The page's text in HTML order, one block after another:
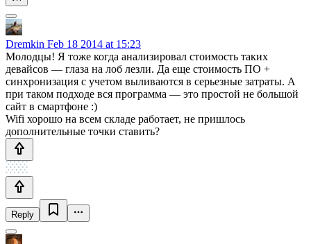
Dremkin Feb 18 2014 at 15:23
Молодцы! Я тоже когда анализировал стоимость таких
девайсов — глаза на лоб лезли. Да еще стоимость ПО +
синхронизация с учетом выливаются в серьезные затраты. А
при таком подходе вся программа — это простой не большой
сайт в смартфоне :)
Wifi хорошо на всем складе работает, не пришлось
дополнительные точки ставить?
Reply